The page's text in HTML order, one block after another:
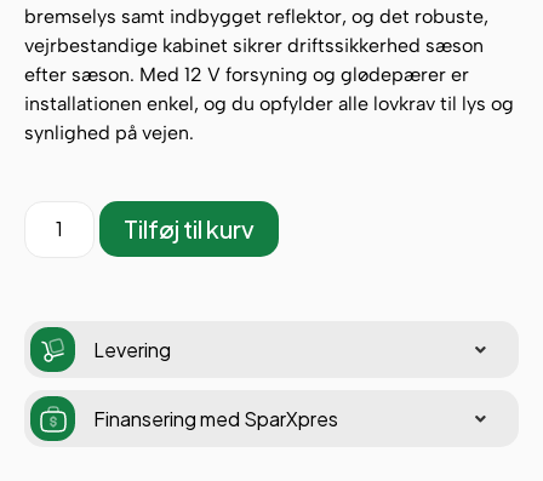
bremselys samt indbygget reflektor, og det robuste,
vejrbestandige kabinet sikrer driftssikkerhed sæson
efter sæson. Med 12 V forsyning og glødepærer er
installationen enkel, og du opfylder alle lovkrav til lys og
synlighed på vejen.
Tilføj til kurv
Levering
Finansering med SparXpres